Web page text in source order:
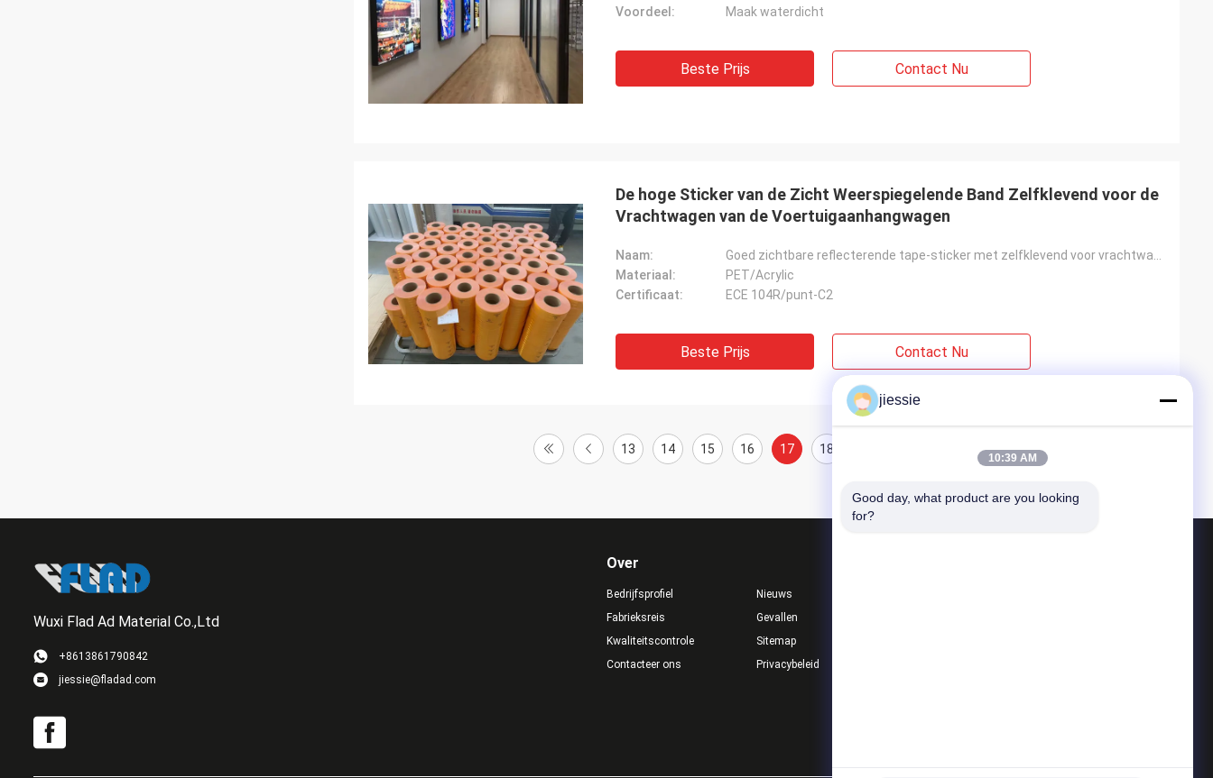
Voordeel:
Maak waterdicht
Beste Prijs Contact Nu
De hoge Sticker van de Zicht Weerspiegelende Band Zelfklevend voor de
Vrachtwagen van de Voertuigaanhangwagen
Naam:
Materiaal:
PET/Acrylic
Certificaat:
ECE 104R/punt-C2
Beste Prijs Contact Nu
13 14 15 16 17 18
Wuxi Flad Ad Material Co.,Ltd
+8613861790842
jiessie@fladad.com
Over
Bedrijfsprofiel
Fabrieksreis
Kwaliteitscontrole
Contacteer ons
Nieuws
Gevallen
Sitemap
Privacybeleid
jiessie
10:39 AM
Good day, what product are you looking
for?